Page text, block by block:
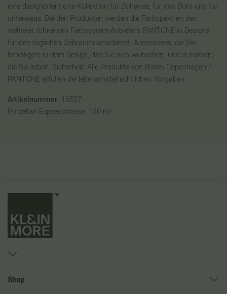
eine designorientierte Kollektion für Zuhause, für das Büro und für
unterwegs. Bei den Produkten werden die Farbspektren des
weltweit führenden Farbsystem-Anbieters PANTONE in Designs
für den täglichen Gebrauch verarbeitet. Accessoires, die Sie
benötigen; in dem Design, das Sie sich wünschen  und in Farben,
die Sie lieben. Sicherheit: Alle Produkte von Room Copenhagen /
PANTONE erfüllen die lebensmittelrechtlichen Vorgaben.
Artikelnummer: 16527
Porzellan Espressotasse, 120 ml
Shop